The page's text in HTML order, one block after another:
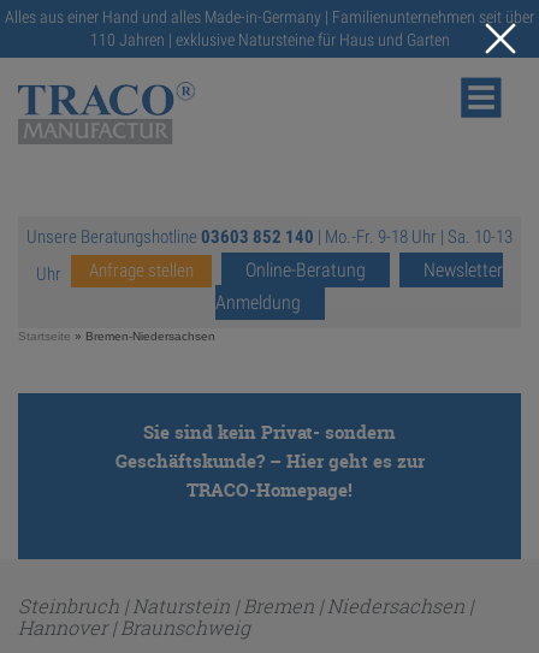
Alles aus einer Hand und alles Made-in-Germany | Familienunternehmen seit über
110 Jahren | exklusive Natursteine für Haus und Garten
NATURSTEINE
RATGEBER
SERVICE
ANFRAGE
Unsere Beratungshotline 03603 852 140 | Mo.-Fr. 9-18 Uhr | Sa. 10-13
Uhr
Anfrage stellen Online-Beratung
Newsletter
Anmeldung
Startseite » Bremen-Niedersachsen
Sie sind kein Privat- sondern
Geschäftskunde? – Hier geht es zur
TRACO-Homepage!
Steinbruch | Naturstein | Bremen | Niedersachsen |
Hannover | Braunschweig